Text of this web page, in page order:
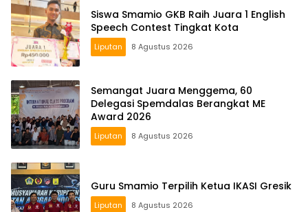
Siswa Smamio GKB Raih Juara 1 English
Speech Contest Tingkat Kota
Liputan 8 Agustus 2026
Semangat Juara Menggema, 60
Delegasi Spemdalas Berangkat ME
Award 2026
Liputan 8 Agustus 2026
Guru Smamio Terpilih Ketua IKASI Gresik
Liputan 8 Agustus 2026